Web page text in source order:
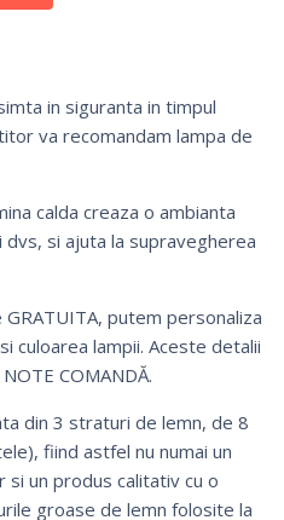
in siguranta in timpul
va recomandam lampa de
calda creaza o ambianta
dvs, si ajuta la supravegherea
putem personaliza
culoarea lampii. Aceste detalii
COMANDĂ.
din 3 straturi de lemn, de 8
fiind astfel nu numai un
un produs calitativ cu o
groase de lemn folosite la